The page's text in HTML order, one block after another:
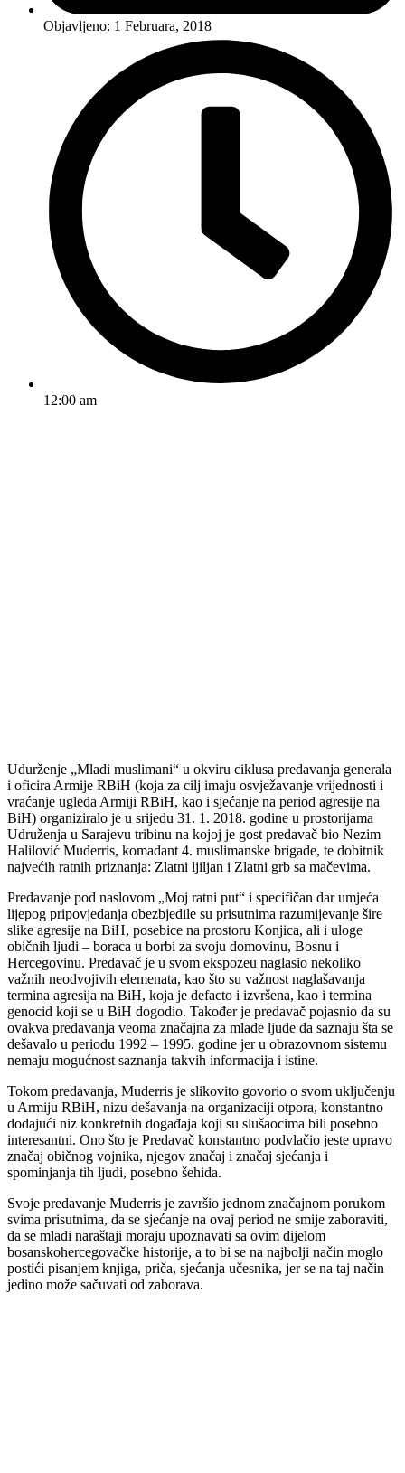
Objavljeno: 1 Februara, 2018
12:00 am
Udurženje „Mladi muslimani“ u okviru ciklusa predavanja generala
i oficira Armije RBiH (koja za cilj imaju osvježavanje vrijednosti i
vraćanje ugleda Armiji RBiH, kao i sjećanje na period agresije na
BiH) organiziralo je u srijedu 31. 1. 2018. godine u prostorijama
Udruženja u Sarajevu tribinu na kojoj je gost predavač bio Nezim
Halilović Muderris, komadant 4. muslimanske brigade, te dobitnik
najvećih ratnih priznanja: Zlatni ljiljan i Zlatni grb sa mačevima.
Predavanje pod naslovom „Moj ratni put“ i specifičan dar umjeća
lijepog pripovjedanja obezbjedile su prisutnima razumijevanje šire
slike agresije na BiH, posebice na prostoru Konjica, ali i uloge
običnih ljudi – boraca u borbi za svoju domovinu, Bosnu i
Hercegovinu. Predavač je u svom ekspozeu naglasio nekoliko
važnih neodvojivih elemenata, kao što su važnost naglašavanja
termina agresija na BiH, koja je defacto i izvršena, kao i termina
genocid koji se u BiH dogodio. Također je predavač pojasnio da su
ovakva predavanja veoma značajna za mlade ljude da saznaju šta se
dešavalo u periodu 1992 – 1995. godine jer u obrazovnom sistemu
nemaju mogućnost saznanja takvih informacija i istine.
Tokom predavanja, Muderris je slikovito govorio o svom uključenju
u Armiju RBiH, nizu dešavanja na organizaciji otpora, konstantno
dodajući niz konkretnih događaja koji su slušaocima bili posebno
interesantni. Ono što je Predavač konstantno podvlačio jeste upravo
značaj običnog vojnika, njegov značaj i značaj sjećanja i
spominjanja tih ljudi, posebno šehida.
Svoje predavanje Muderris je završio jednom značajnom porukom
svima prisutnima, da se sjećanje na ovaj period ne smije zaboraviti,
da se mlađi naraštaji moraju upoznavati sa ovim dijelom
bosanskohercegovačke historije, a to bi se na najbolji način moglo
postići pisanjem knjiga, priča, sjećanja učesnika, jer se na taj način
jedino može sačuvati od zaborava.